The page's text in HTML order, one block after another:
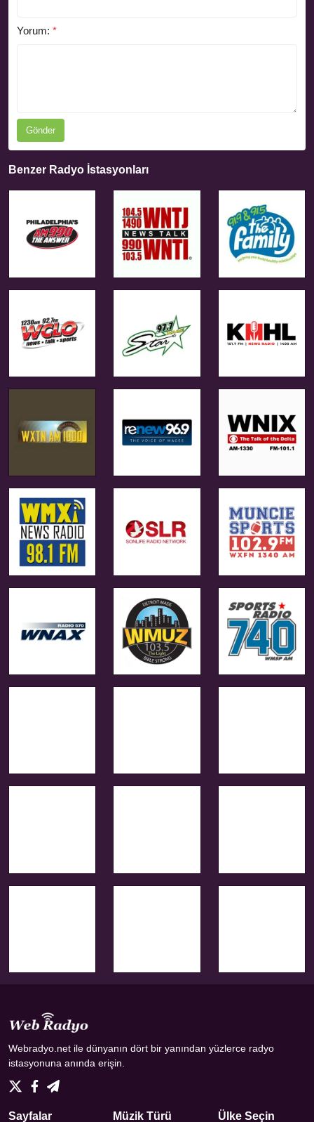
Yorum: *
Gönder
Benzer Radyo İstasyonları
Webradyo.net ile dünyanın dört bir yanından yüzlerce radyo
istasyonuna anında erişin.
Sayfalar Müzik Türü Ülke Seçin